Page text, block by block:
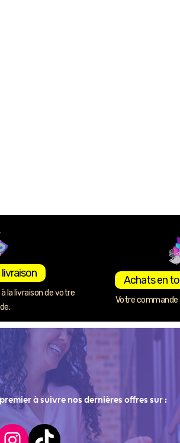
la livraison de votre
Achats en
Votre commande
à suivre nos dernières offres sur :